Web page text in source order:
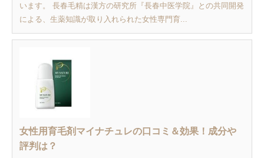
います。 長春毛精は漢方の研究所『長春中医学院』との共同開発
による、生薬知識が取り入れられた女性専門育...
女性用育毛剤マイナチュレの口コミ＆効果！成分や
評判は？